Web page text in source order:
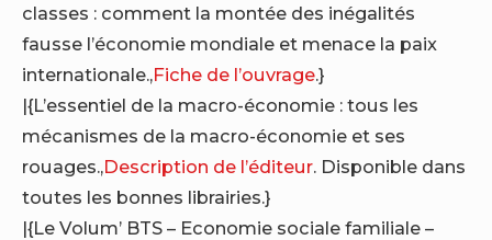
classes : comment la montée des inégalités
fausse l’économie mondiale et menace la paix
internationale.,Fiche de l’ouvrage.}
|{L’essentiel de la macro-économie : tous les
mécanismes de la macro-économie et ses
rouages.,Description de l’éditeur. Disponible dans
toutes les bonnes librairies.}
|{Le Volum’ BTS – Economie sociale familiale –